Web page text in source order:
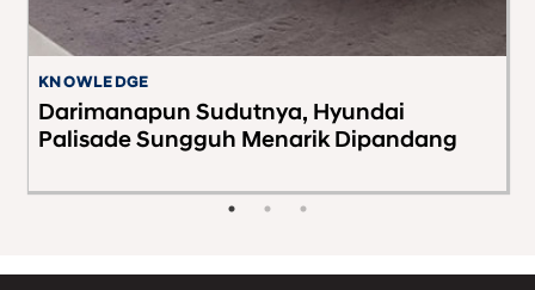
KNOWLEDGE
Darimanapun Sudutnya, Hyundai
Palisade Sungguh Menarik Dipandang